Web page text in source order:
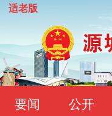
适老版
要闻 公开